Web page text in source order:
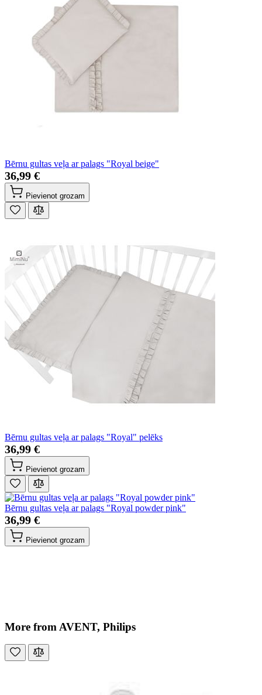
Bērnu gultas veļa ar palags "Royal beige"
36,99 €
Pievienot grozam
Bērnu gultas veļa ar palags "Royal" pelēks
36,99 €
Pievienot grozam
Bērnu gultas veļa ar palags "Royal powder pink"
36,99 €
Pievienot grozam
More from AVENT, Philips